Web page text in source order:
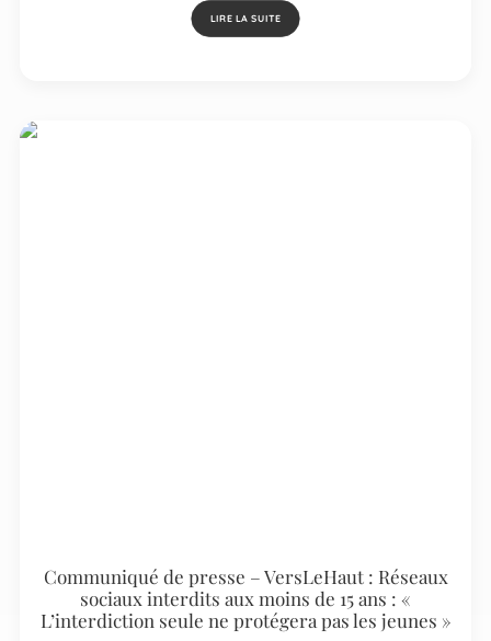
LIRE LA SUITE
Communiqué de presse – VersLeHaut : Réseaux
sociaux interdits aux moins de 15 ans : «
L’interdiction seule ne protégera pas les jeunes »